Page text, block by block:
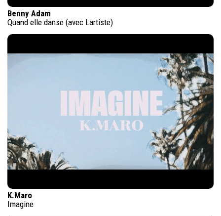
Benny Adam
Quand elle danse (avec Lartiste)
K.Maro
Imagine